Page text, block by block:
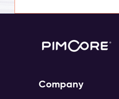
Company